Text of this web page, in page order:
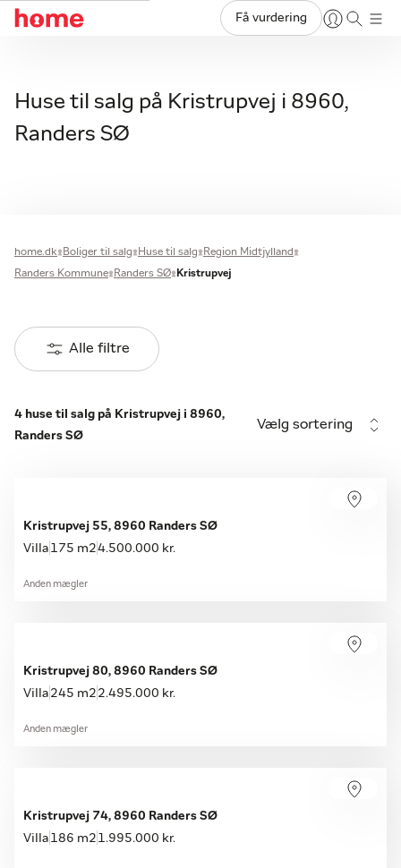
Få vurdering
Huse til salg på Kristrupvej i 8960,
Randers SØ
home.dk Boliger til salg Huse til salg
Region Midtjylland
Randers Kommune
Randers SØ Kristrupvej
Alle filtre
4 huse til salg på Kristrupvej i 8960,
Randers SØ
Vælg sortering
Kristrupvej 55, 8960 Randers SØ
Villa 175 m24.500.000 kr.
Anden mægler
Kristrupvej 80, 8960 Randers SØ
Villa 245 m2 2.495.000 kr.
Anden mægler
Kristrupvej 74, 8960 Randers SØ
Villa 186 m2 1.995.000 kr.